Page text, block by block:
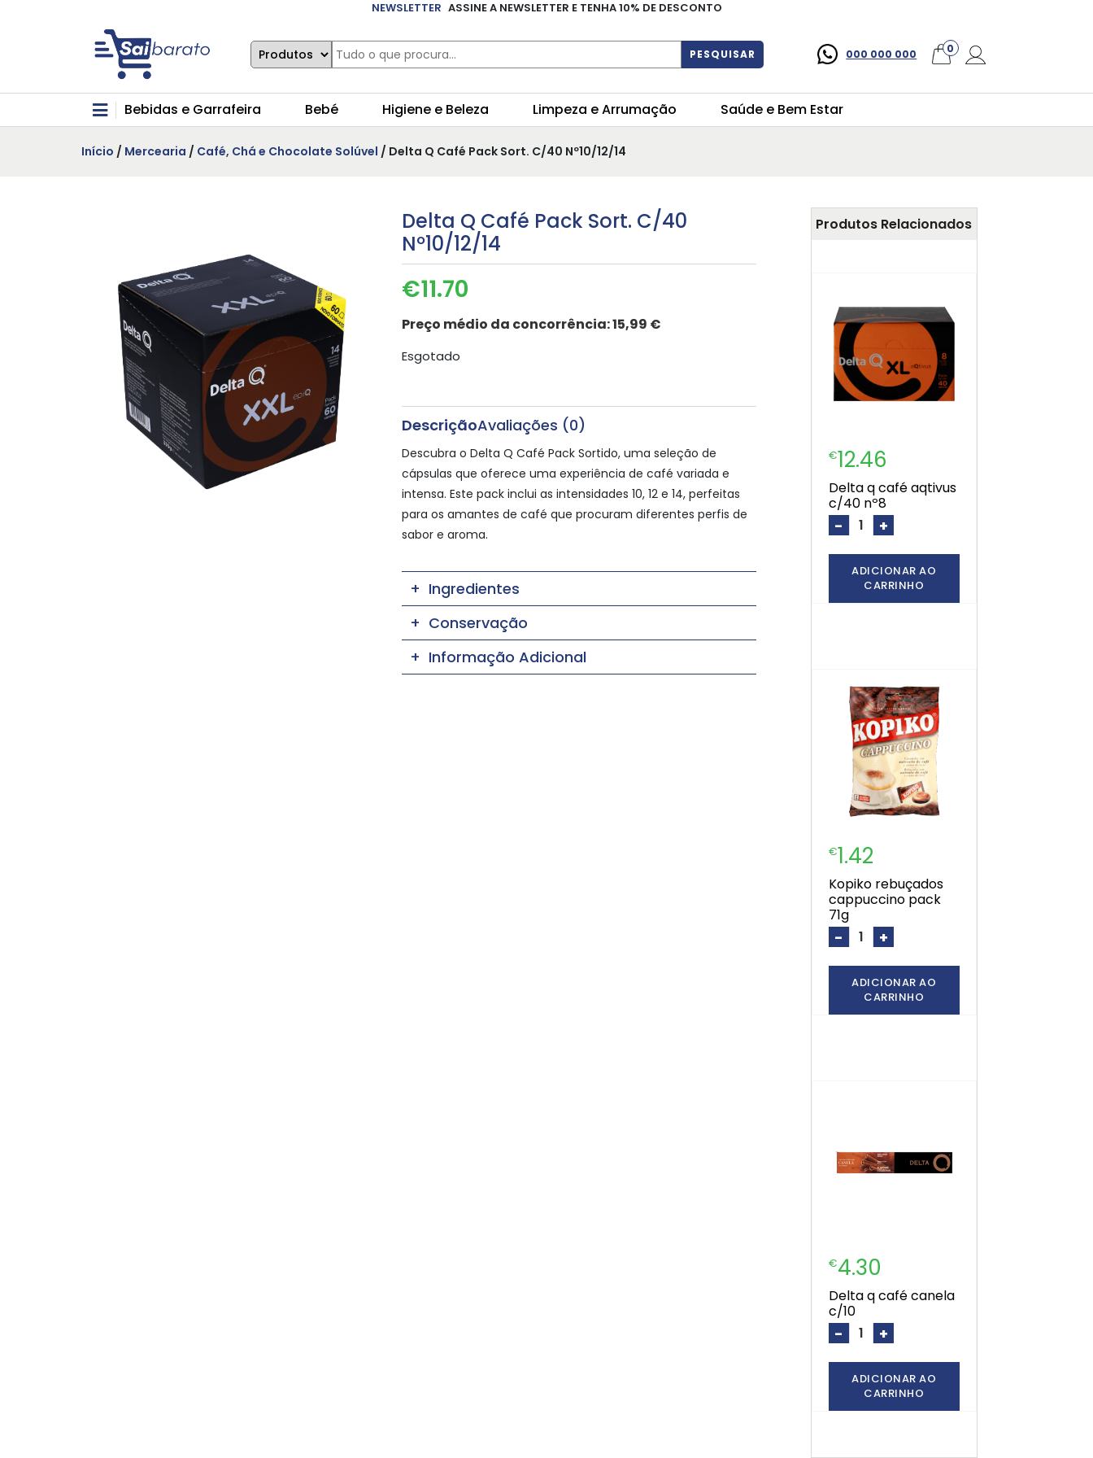
NEWSLETTER ASSINE A NEWSLETTER E TENHA 10% DE DESCONTO
PESQUISAR 000 000 000 0
Bebidas e Garrafeira Bebé Higiene e Beleza Limpeza e Arrumação Saúde e Bem Estar
Início / Mercearia / Café, Chá e Chocolate Solúvel / Delta Q Café Pack Sort. C/40 Nº10/12/14
Delta Q Café Pack Sort. C/40
Nº10/12/14
€11.70
Preço médio da concorrência:15,99 €
Esgotado
DescriçãoAvaliações (0)
Descubra o Delta Q Café Pack Sortido, uma seleção de
cápsulas que oferece uma experiência de café variada e
intensa. Este pack inclui as intensidades 10, 12 e 14, perfeitas
para os amantes de café que procuram diferentes perfis de
sabor e aroma.
Ingredientes
Conservação
Informação Adicional
Produtos Relacionados
€12.46
delta q café aqtivus
c/40 nº8
- +
ADICIONAR AO
CARRINHO
€1.42
kopiko rebuçados
cappuccino pack
71g
- +
ADICIONAR AO
CARRINHO
€4.30
delta q café canela
c/10
- +
ADICIONAR AO
CARRINHO